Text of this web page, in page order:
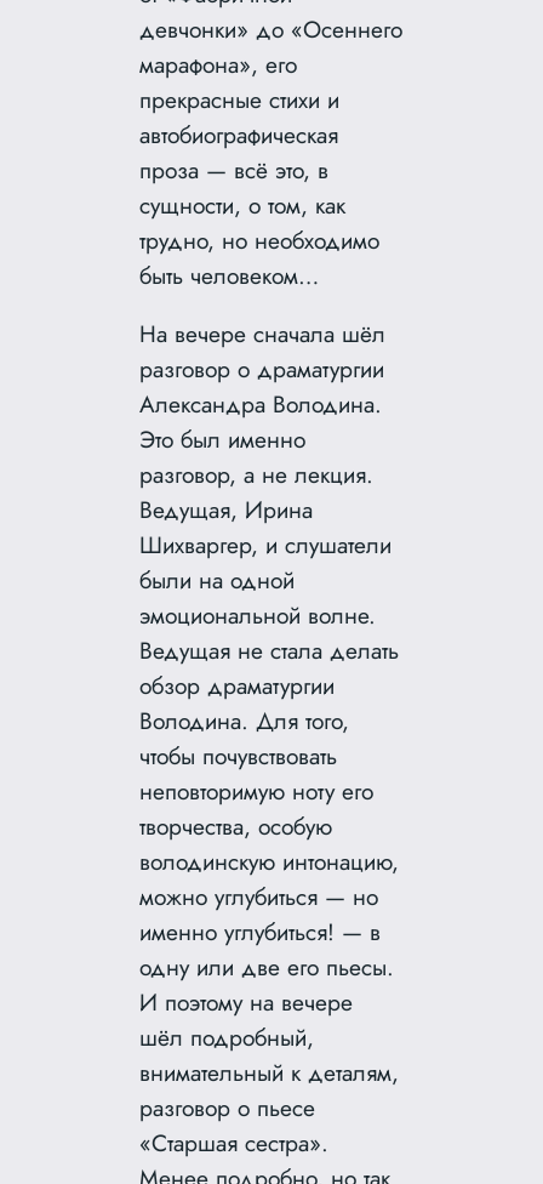
девчонки» до «Осеннего
марафона», его
прекрасные стихи и
автобиографическая
проза — всё это, в
сущности, о том, как
трудно, но необходимо
быть человеком…
На вечере сначала шёл
разговор о драматургии
Александра Володина.
Это был именно
разговор, а не лекция.
Ведущая, Ирина
Шихваргер, и слушатели
были на одной
эмоциональной волне.
Ведущая не стала делать
обзор драматургии
Володина. Для того,
чтобы почувствовать
неповторимую ноту его
творчества, особую
володинскую интонацию,
можно углубиться — но
именно углубиться! — в
одну или две его пьесы.
И поэтому на вечере
шёл подробный,
внимательный к деталям,
разговор о пьесе
«Старшая сестра».